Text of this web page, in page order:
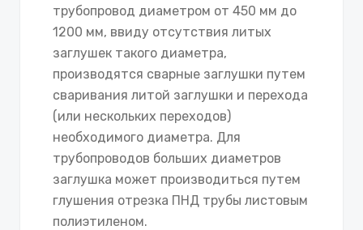
трубопровод диаметром от 450 мм до
1200 мм, ввиду отсутствия литых
заглушек такого диаметра,
производятся сварные заглушки путем
сваривания литой заглушки и перехода
(или нескольких переходов)
необходимого диаметра. Для
трубопроводов больших диаметров
заглушка может производиться путем
глушения отрезка ПНД трубы листовым
полиэтиленом.